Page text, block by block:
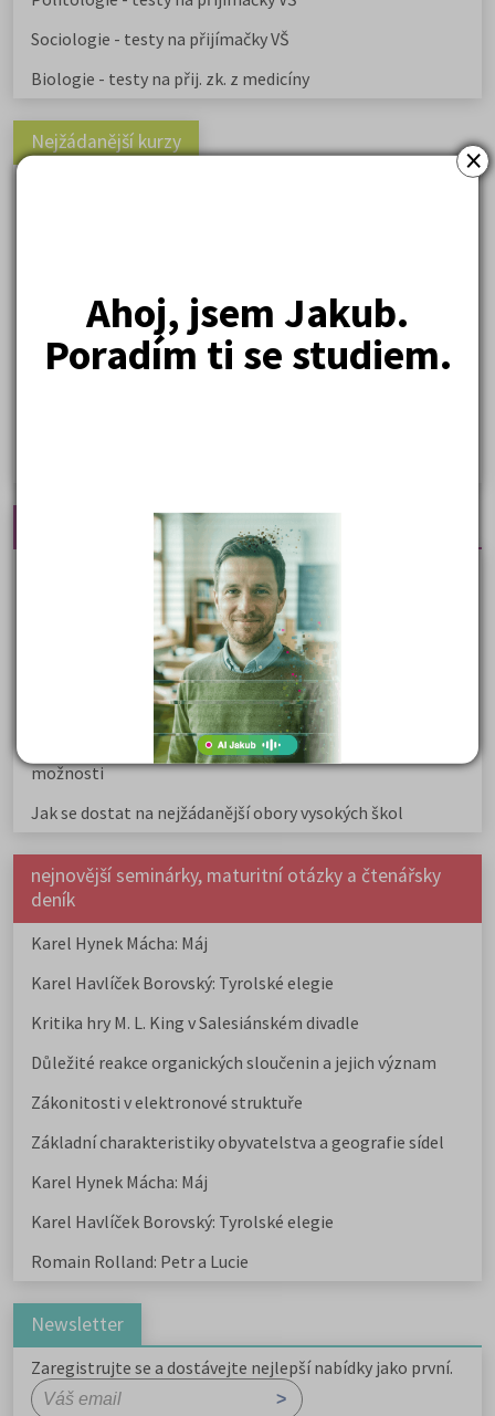
×
Ahoj, jsem Jakub.
Poradím ti se studiem.
Sociologie - testy na přijímačky VŠ
Biologie - testy na přij. zk. z medicíny
Nejžádanější kurzy
Společenské a human. vědy
Ekonomické fakulty
Nejčtenější články
Kdy vysoké školy pořádají dny otevřených dveří
Na které fakulty se dostanete bez přijímaček 2026?
Samostudium vs. přípravný kurz: Co opravdu funguje u
přijímaček na VŠ?
Prestiž a vnímání oborů ve společnosti
Rozcestník po maturitě: VŠ, VOŠ, práce, gap year i další
možnosti
Jak se dostat na nejžádanější obory vysokých škol
nejnovější seminárky, maturitní otázky a čtenářsky
deník
Karel Hynek Mácha: Máj
Karel Havlíček Borovský: Tyrolské elegie
Kritika hry M. L. King v Salesiánském divadle
Důležité reakce organických sloučenin a jejich význam
Zákonitosti v elektronové struktuře
Základní charakteristiky obyvatelstva a geografie sídel
Karel Hynek Mácha: Máj
Karel Havlíček Borovský: Tyrolské elegie
Romain Rolland: Petr a Lucie
Newsletter
Zaregistrujte se a dostávejte nejlepší nabídky jako první.